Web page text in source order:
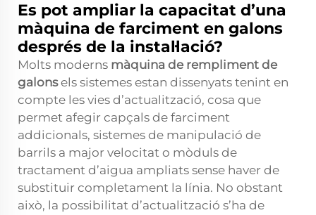
Es pot ampliar la capacitat d’una
màquina de farciment en galons
després de la instal·lació?
Molts moderns màquina de rempliment de
galonsels sistemes estan dissenyats tenint en
compte les vies d’actualització, cosa que
permet afegir capçals de farciment
addicionals, sistemes de manipulació de
barrils a major velocitat o mòduls de
tractament d’aigua ampliats sense haver de
substituir completament la línia. No obstant
això, la possibilitat d’actualització s’ha de